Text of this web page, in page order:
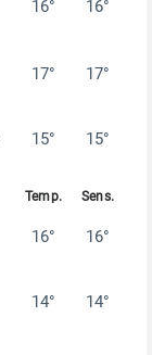
16° 16°
17° 17°
15° 15°
16° 16°
14° 14°